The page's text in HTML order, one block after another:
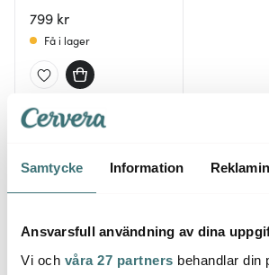
Samtycke Information
Ansvarsfull användning av dina
Vi och våra 27 partners behandlar din
pistagegrön
799 kr
Få i lager
Du kanske också